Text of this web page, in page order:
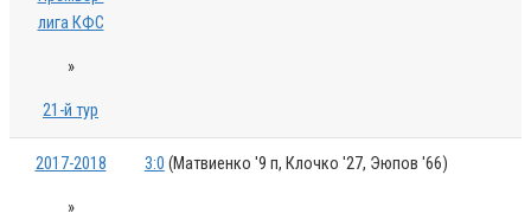
лига КФС
»
21-й тур
2017-2018
»
3:0 (Матвиенко '9 п, Клочко '27, Эюпов '66)